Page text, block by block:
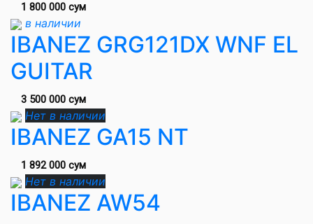
1 800 000 сум
в наличии
IBANEZ GRG121DX WNF EL
GUITAR
3 500 000 сум
Нет в наличии
IBANEZ GA15 NT
1 892 000 сум
Нет в наличии
IBANEZ AW54